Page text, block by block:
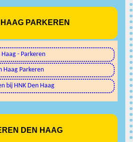
HAAG PARKEREN
Haag - Parkeren
Haag Parkeren
bij HNK Den Haag
DEN HAAG